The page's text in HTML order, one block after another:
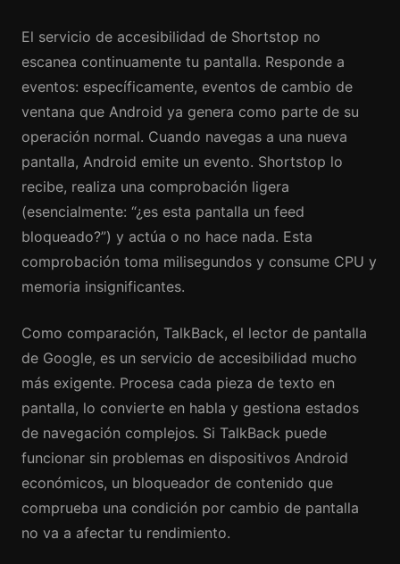
El servicio de accesibilidad de Shortstop no
escanea continuamente tu pantalla. Responde a
eventos: específicamente, eventos de cambio de
ventana que Android ya genera como parte de su
operación normal. Cuando navegas a una nueva
pantalla, Android emite un evento. Shortstop lo
recibe, realiza una comprobación ligera
(esencialmente: “¿es esta pantalla un feed
bloqueado?”) y actúa o no hace nada. Esta
comprobación toma milisegundos y consume CPU y
memoria insignificantes.
Como comparación, TalkBack, el lector de pantalla
de Google, es un servicio de accesibilidad mucho
más exigente. Procesa cada pieza de texto en
pantalla, lo convierte en habla y gestiona estados
de navegación complejos. Si TalkBack puede
funcionar sin problemas en dispositivos Android
económicos, un bloqueador de contenido que
comprueba una condición por cambio de pantalla
no va a afectar tu rendimiento.